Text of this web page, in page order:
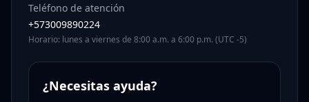
Teléfono de atención
+573009890224
Horario: lunes a viernes de 8:00 a.m. a 6:00 p.m. (UTC -5)
¿Necesitas ayuda?